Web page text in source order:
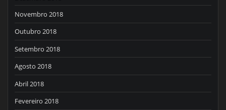
Novembro 2018
Outubro 2018
Setembro 2018
Agosto 2018
Abril 2018
Fevereiro 2018